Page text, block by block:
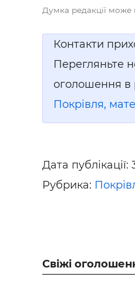
Думка редакції може
Контакти
Перегляньте
оголошення в
Покрівля,
Дата публікації:
Рубрика:
Свіжі